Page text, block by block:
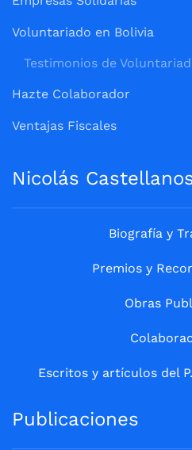
Voluntariado en Bolivia
Testimonios de
Hazte Colaborador
Ventajas Fiscales
Nicolás
Biografía y
Premios y
Obras
Escritos y artículos del
Publicaciones